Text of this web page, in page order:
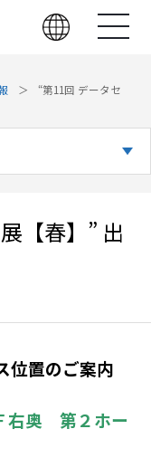
“第11回 データセ
【春】” 出
位置のご案内
右奥 第２ホー